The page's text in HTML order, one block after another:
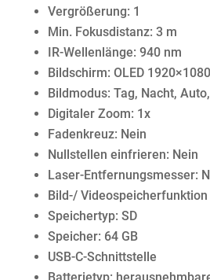
Vergrößerung: 1
Min. Fokusdistanz: 3 m
IR-Wellenlänge: 940 nm
Bildschirm: OLED
Bildmodus: Tag, Nacht,
Digitaler Zoom: 1x
Fadenkreuz: Nein
Nullstellen einfrieren: Nein
Laser-Entfernungsmesser:
Bild-/ Videospeicherfunktion
Speichertyp: SD
Speicher: 64 GB
USB-C-Schnittstelle